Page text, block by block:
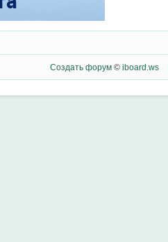
Создать форум ©iboard.ws